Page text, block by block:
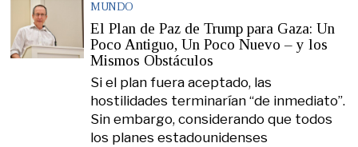
MUNDO
El Plan de Paz de Trump para Gaza: Un
Poco Antiguo, Un Poco Nuevo – y los
Mismos Obstáculos
Si el plan fuera aceptado, las
hostilidades terminarían “de inmediato”.
Sin embargo, considerando que todos
los planes estadounidenses